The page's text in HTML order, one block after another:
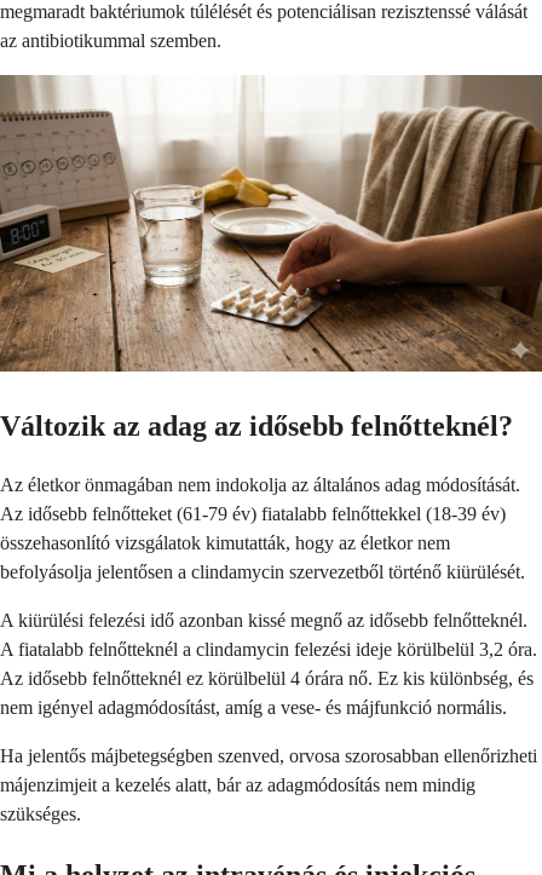
megmaradt baktériumok túlélését és potenciálisan rezisztenssé válását
az antibiotikummal szemben.
Változik az adag az idősebb felnőtteknél?
Az életkor önmagában nem indokolja az általános adag módosítását.
Az idősebb felnőtteket (61-79 év) fiatalabb felnőttekkel (18-39 év)
összehasonlító vizsgálatok kimutatták, hogy az életkor nem
befolyásolja jelentősen a clindamycin szervezetből történő kiürülését.
A kiürülési felezési idő azonban kissé megnő az idősebb felnőtteknél.
A fiatalabb felnőtteknél a clindamycin felezési ideje körülbelül 3,2 óra.
Az idősebb felnőtteknél ez körülbelül 4 órára nő. Ez kis különbség, és
nem igényel adagmódosítást, amíg a vese- és májfunkció normális.
Ha jelentős májbetegségben szenved, orvosa szorosabban ellenőrizheti
májenzimjeit a kezelés alatt, bár az adagmódosítás nem mindig
szükséges.